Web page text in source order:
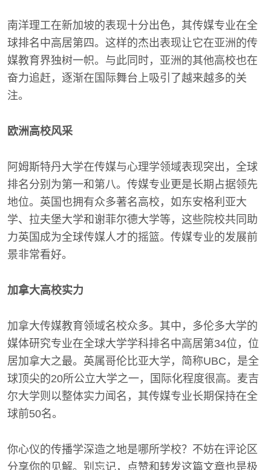
南洋理工在新加坡的表现十分出色，其传媒专业在全
球排名中高居第四。这样的杰出表现让它在亚洲的传
媒教育界独树一帜。与此同时，亚洲的其他高校也在
奋力追赶，逐渐在国际舞台上吸引了越来越多的关
注。
欧洲高校风采
阿姆斯特丹大学在传媒与心理学领域表现突出，全球
排名分别为第一和第八。传媒专业更是长期占据领先
地位。英国也拥有众多著名高校，如东安格利亚大
学、拉夫堡大学和谢菲尔德大学等，这些院校共同助
力英国成为全球传媒人才的摇篮。传媒专业的发展前
景非常看好。
加拿大高校实力
加拿大传媒教育领域名校众多。其中，多伦多大学的
媒体研究专业在全球大学学科排名中高居第34位，位
居加拿大之最。英属哥伦比亚大学，简称UBC，是全
球顶尖的20所公立大学之一，国际化程度很高。麦吉
尔大学则以整体实力闻名，其传媒专业长期保持在全
球前50名。
你心仪的传播学深造之地是哪所学校？不妨在评论区
分享你的见解。别忘记，点赞和转发这篇文章也是极